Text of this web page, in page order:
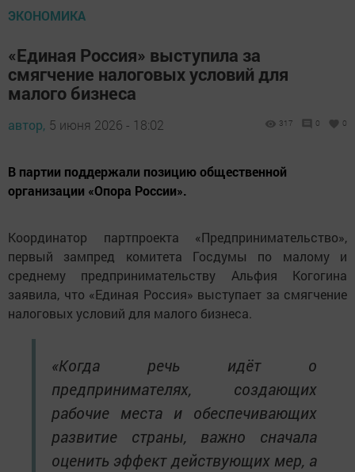
ЭКОНОМИКА
«Единая Россия» выступила за
смягчение налоговых условий для
малого бизнеса
автор, 5 июня 2026 - 18:02 317 0 0
В партии поддержали позицию общественной
организации «Опора России».
Координатор партпроекта «Предпринимательство»,
первый зампред комитета Госдумы по малому и
среднему предпринимательству Альфия Когогина
заявила, что «Единая Россия» выступает за смягчение
налоговых условий для малого бизнеса.
«Когда речь идёт о
предпринимателях, создающих
рабочие места и обеспечивающих
развитие страны, важно сначала
оценить эффект действующих мер, а